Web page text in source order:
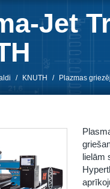
Jet
/ KNUTH / Plazmas
lielām